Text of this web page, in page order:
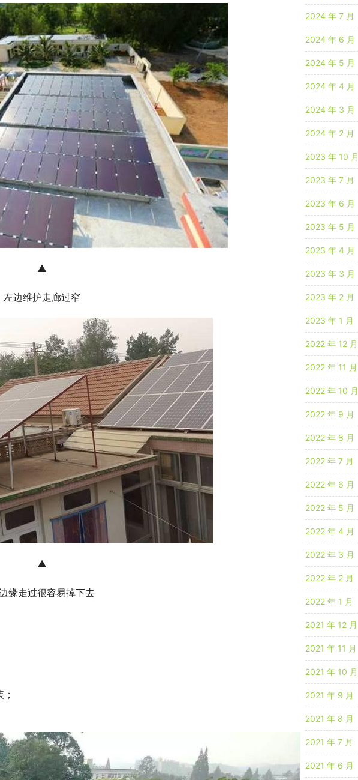
▲
左边维护走廊过窄
▲
缘走过很容易掉下去
2024 年 7 月
2024 年 6 月
2024 年 5 月
2024 年 4 月
2024 年 3 月
2024 年 2 月
2023 年 10 月
2023 年 7 月
2023 年 6 月
2023 年 5 月
2023 年 4 月
2023 年 3 月
2023 年 2 月
2023 年 1 月
2022 年 12 月
2022 年 11 月
2022 年 10 月
2022 年 9 月
2022 年 8 月
2022 年 7 月
2022 年 6 月
2022 年 5 月
2022 年 4 月
2022 年 3 月
2022 年 2 月
2022 年 1 月
2021 年 12 月
2021 年 11 月
2021 年 10 月
2021 年 9 月
2021 年 8 月
2021 年 7 月
2021 年 6 月